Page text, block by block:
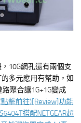
10G網孔還有兩個支
的多元應用有幫助，如
聚合讓1G+1G變成
點擊前往)[Review]功能
搭配NETGEAR超